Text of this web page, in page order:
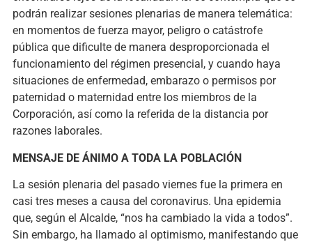
podrán realizar sesiones plenarias de manera telemática:
en momentos de fuerza mayor, peligro o catástrofe
pública que dificulte de manera desproporcionada el
funcionamiento del régimen presencial, y cuando haya
situaciones de enfermedad, embarazo o permisos por
paternidad o maternidad entre los miembros de la
Corporación, así como la referida de la distancia por
razones laborales.
MENSAJE DE ÁNIMO A TODA LA POBLACIÓN
La sesión plenaria del pasado viernes fue la primera en
casi tres meses a causa del coronavirus. Una epidemia
que, según el Alcalde, “nos ha cambiado la vida a todos”.
Sin embargo, ha llamado al optimismo, manifestando que